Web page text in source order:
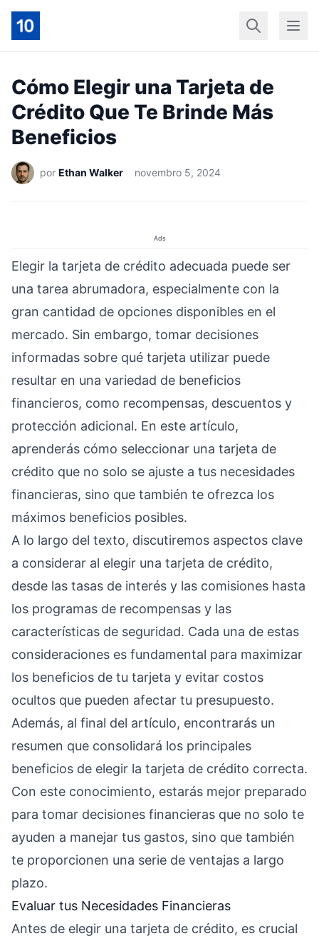
InícioGeral
Cómo Elegir una Tarjeta de
Crédito Que Te Brinde Más
Beneficios
por Ethan Walker novembro 5, 2024
Ads
Elegir la tarjeta de crédito adecuada puede ser
una tarea abrumadora, especialmente con la
gran cantidad de opciones disponibles en el
mercado. Sin embargo, tomar decisiones
informadas sobre qué tarjeta utilizar puede
resultar en una variedad de beneficios
financieros, como recompensas, descuentos y
protección adicional. En este artículo,
aprenderás cómo seleccionar una tarjeta de
crédito que no solo se ajuste a tus necesidades
financieras, sino que también te ofrezca los
máximos beneficios posibles.
A lo largo del texto, discutiremos aspectos clave
a considerar al elegir una tarjeta de crédito,
desde las tasas de interés y las comisiones hasta
los programas de recompensas y las
características de seguridad. Cada una de estas
consideraciones es fundamental para maximizar
los beneficios de tu tarjeta y evitar costos
ocultos que pueden afectar tu presupuesto.
Además, al final del artículo, encontrarás un
resumen que consolidará los principales
beneficios de elegir la tarjeta de crédito correcta.
Con este conocimiento, estarás mejor preparado
para tomar decisiones financieras que no solo te
ayuden a manejar tus gastos, sino que también
te proporcionen una serie de ventajas a largo
plazo.
Evaluar tus Necesidades Financieras
Antes de elegir una tarjeta de crédito, es crucial